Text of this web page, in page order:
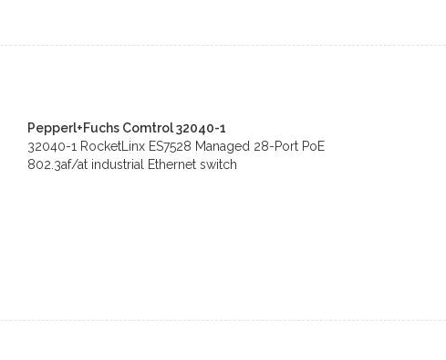
Pepperl+Fuchs Comtrol 32040-1
32040-1 RocketLinx ES7528 Managed 28-Port PoE
802.3af/at industrial Ethernet switch